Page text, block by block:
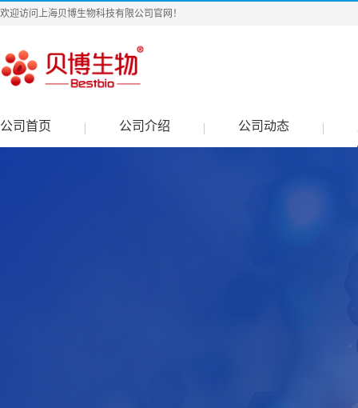
欢迎访问上海贝博生物科技有限公司官网！
公司首页 公司介绍 公司动态